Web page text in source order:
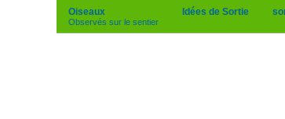
Oiseaux
Observés sur le sentier
Idées de Sortie